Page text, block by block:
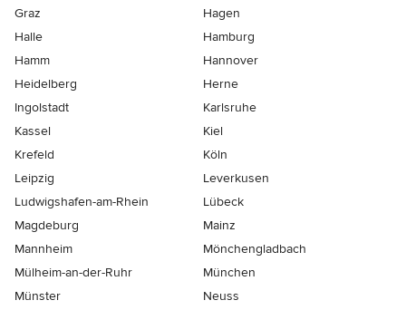
Graz
Hagen
Halle
Hamburg
Hamm
Hannover
Heidelberg
Herne
Ingolstadt
Karlsruhe
Kassel
Kiel
Krefeld
Köln
Leipzig
Leverkusen
Ludwigshafen-am-Rhein
Lübeck
Magdeburg
Mainz
Mannheim
Mönchen­gladbach
Mülheim-an-der-Ruhr
München
Münster
Neuss